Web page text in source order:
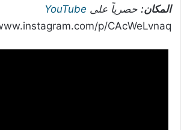
المكان: حصرياً على YouTube
p/CAcWeLvnaq_/